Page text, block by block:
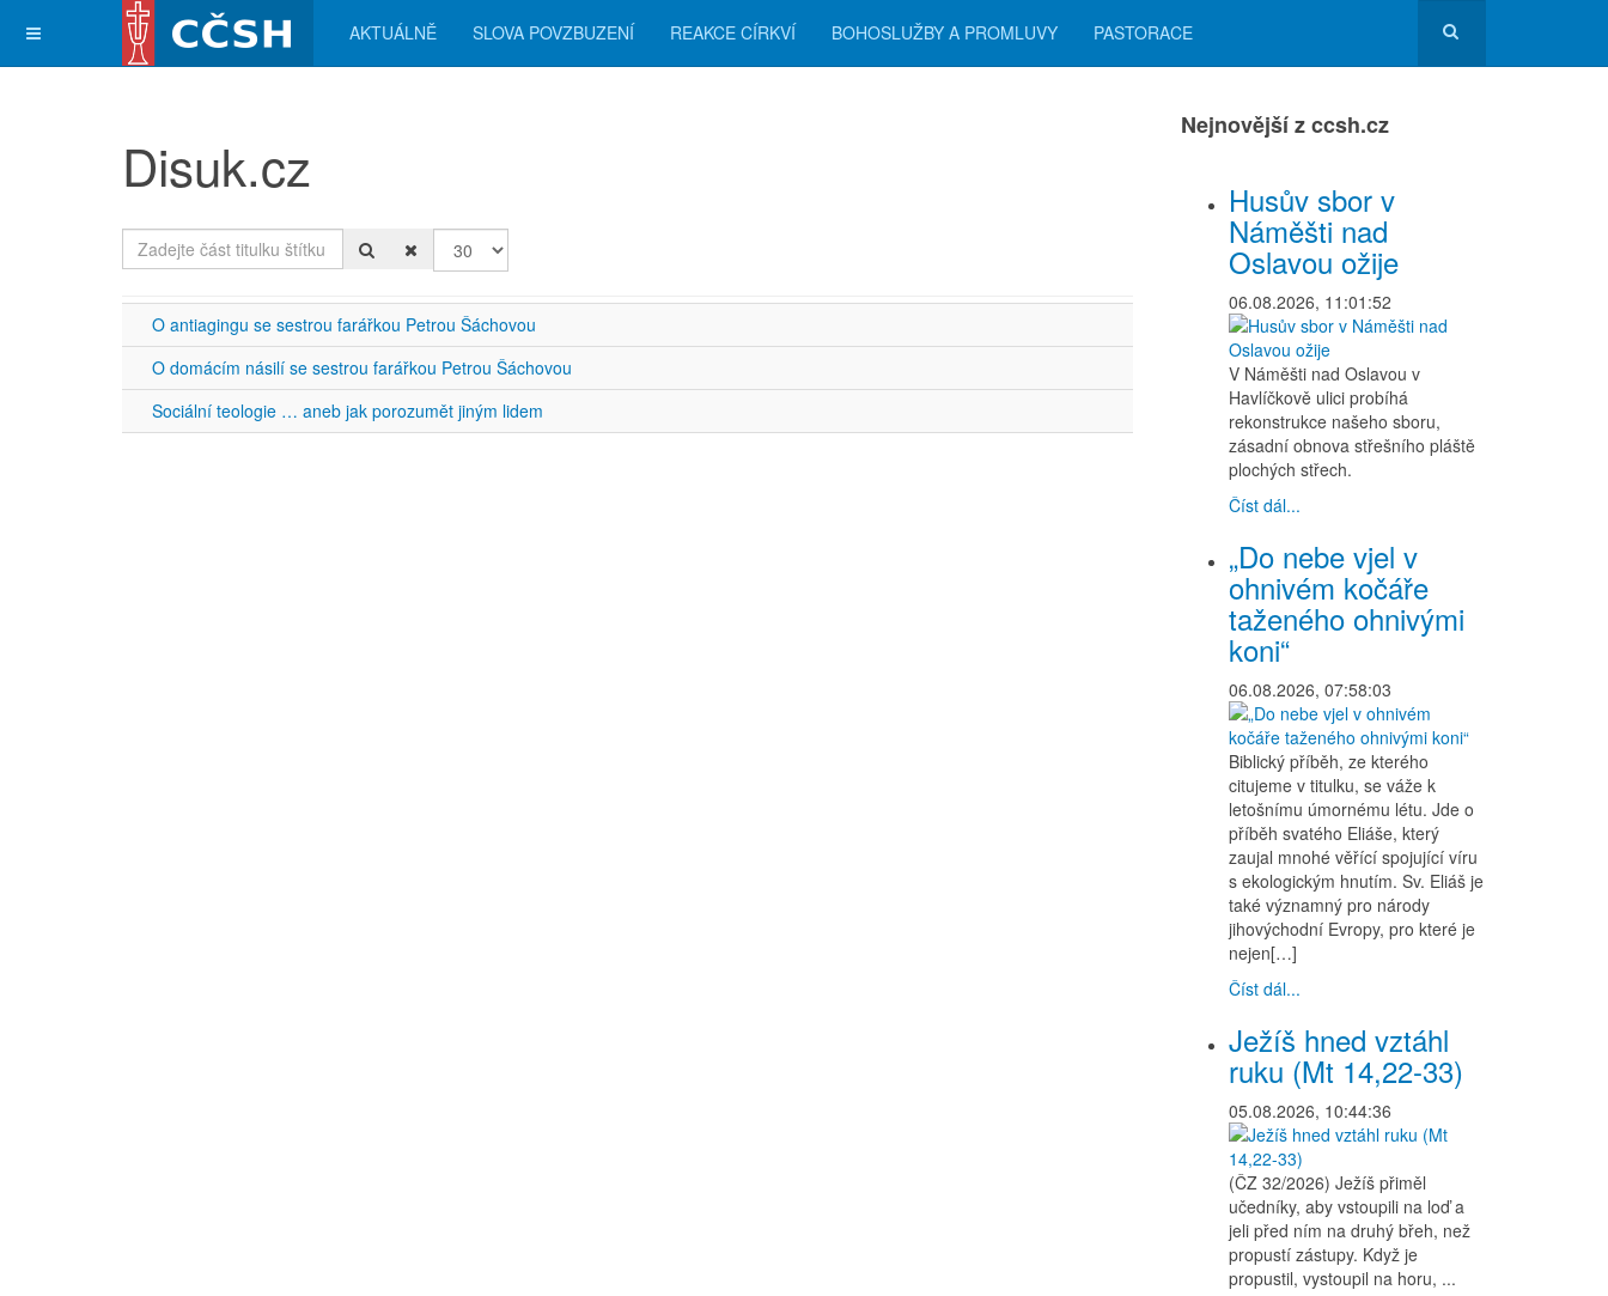
AKTUÁLNĚ SLOVA POVZBUZENÍ REAKCE CÍRKVÍ BOHOSLUŽBY A PROMLUVY PASTORACE
Disuk.cz
Zadejte část titulku štítku Počet zobrazení
O antiagingu se sestrou farářkou Petrou Šáchovou
O domácím násilí se sestrou farářkou Petrou Šáchovou
Sociální teologie … aneb jak porozumět jiným lidem
Nejnovější z ccsh.cz
Husův sbor v
Náměšti nad
Oslavou ožije
06.08.2026, 11:01:52
V Náměšti nad Oslavou v
Havlíčkově ulici probíhá
rekonstrukce našeho sboru,
zásadní obnova střešního pláště
plochých střech.
Číst dál...
„Do nebe vjel v
ohnivém kočáře
taženého ohnivými
koni“
06.08.2026, 07:58:03
Biblický příběh, ze kterého
citujeme v titulku, se váže k
letošnímu úmornému létu. Jde o
příběh svatého Eliáše, který
zaujal mnohé věřící spojující víru
s ekologickým hnutím. Sv. Eliáš je
také významný pro národy
jihovýchodní Evropy, pro které je
nejen[…]
Číst dál...
Ježíš hned vztáhl
ruku (Mt 14,22-33)
05.08.2026, 10:44:36
(ČZ 32/2026) Ježíš přiměl
učedníky, aby vstoupili na loď a
jeli před ním na druhý břeh, než
propustí zástupy. Když je
propustil, vystoupil na horu, ...